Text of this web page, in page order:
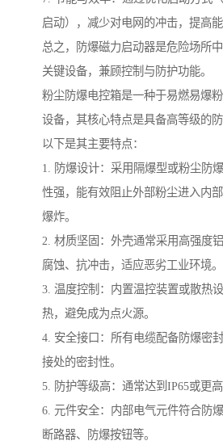
启动），减少对电网的冲击，提高能
总之，防爆磁力启动器是危险场所
关键设备，兼顾控制与防护功能。
粉尘防爆电控箱是一种于易燃易爆
设备，其核心特点是具备高等级的防
以下是其主要特点：
1. 防爆设计：采用隔爆型或粉尘防
性强，能有效阻止外部粉尘进入内
爆炸。
2. 材质坚固：外壳通常采用高强度
腐蚀、抗冲击，适应恶劣工业环境。
3. 温度控制：内置温控装置或散热
热，避免成为点火源。
4. 安全接口：所有电缆配备防爆密
接处的密封性。
5. 防护等级高：通常达到IP65或更
6. 元件安全：内部电气元件符合防
断路器、防爆按钮等。